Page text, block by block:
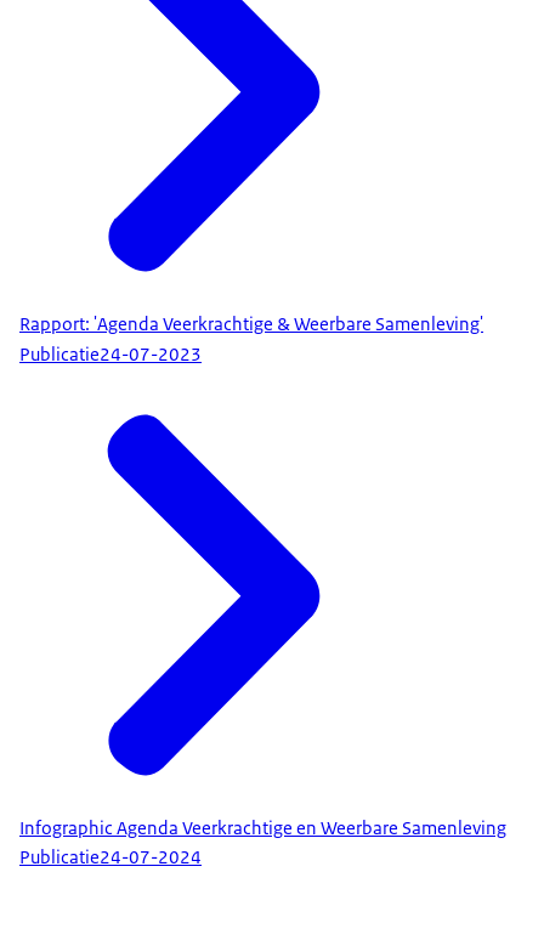
Rapport: 'Agenda Veerkrachtige & Weerbare Samenleving'
Publicatie24-07-2023
Infographic Agenda Veerkrachtige en Weerbare Samenleving
Publicatie24-07-2024